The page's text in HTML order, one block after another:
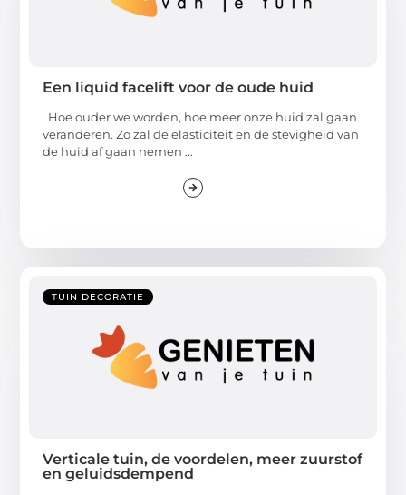
Een liquid facelift voor de oude huid
Hoe ouder we worden, hoe meer onze huid zal gaan
veranderen. Zo zal de elasticiteit en de stevigheid van
de huid af gaan nemen ...
TUIN DECORATIE
Verticale tuin, de voordelen, meer zuurstof
en geluidsdempend